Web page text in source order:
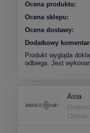
Ocena produktu:
Ocena sklepu:
Ocena dostawy:
Dodatkowy
Produkt wygląda
odbiega. Jest
Asia
Opinia